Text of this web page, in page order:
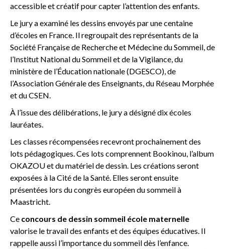
accessible et créatif pour capter l’attention des enfants.
Le jury a examiné les dessins envoyés par une centaine
d’écoles en France. Il regroupait des représentants de la
Société Française de Recherche et Médecine du Sommeil, de
l’Institut National du Sommeil et de la Vigilance, du
ministère de l’Éducation nationale (DGESCO), de
l’Association Générale des Enseignants, du Réseau Morphée
et du CSEN.
À l’issue des délibérations, le jury a désigné dix écoles
lauréates.
Les classes récompensées recevront prochainement des
lots pédagogiques. Ces lots comprennent Bookinou, l’album
OKAZOU et du matériel de dessin. Les créations seront
exposées à la Cité de la Santé. Elles seront ensuite
présentées lors du congrès européen du sommeil à
Maastricht.
Ce concours de dessin sommeil école maternelle
valorise le travail des enfants et des équipes éducatives. Il
rappelle aussi l’importance du sommeil dès l’enfance.